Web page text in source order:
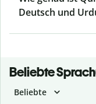
Deutsch und
Beliebte
Beliebte